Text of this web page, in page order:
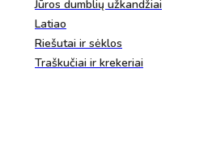
Jūros dumblių užkandžiai
Latiao
Riešutai ir sėklos
Traškučiai ir krekeriai